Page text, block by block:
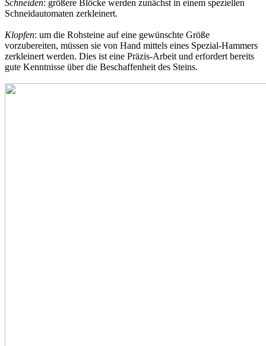
Schneiden: größere Blöcke werden zunächst in einem speziellen
Schneidautomaten zerkleinert.
Klopfen: um die Rohsteine auf eine gewünschte Größe
vorzubereiten, müssen sie von Hand mittels eines Spezial-Hammers
zerkleinert werden. Dies ist eine Präzis-Arbeit und erfordert bereits
gute Kenntnisse über die Beschaffenheit des Steins.